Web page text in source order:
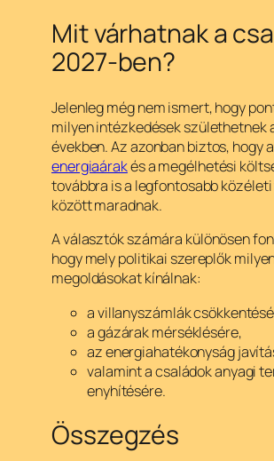
Mit várhatnak a
2027-ben?
Jelenleg még nem ismert, hogy
milyen intézkedések születhetnek
években. Az azonban biztos, hogy
energiaárakés a megélhetési
továbbra is a legfontosabb
között maradnak.
A választók számára különösen
hogy mely politikai szereplők
megoldásokat kínálnak:
a villanyszámlák
a gázárak mérséklésére,
az energiahatékonyság
valamint a családok anyagi
enyhítésére.
Összegzés